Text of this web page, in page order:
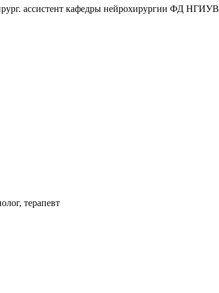
ассистент кафедры нейрохирургии ФД НГИУВ
терапевт